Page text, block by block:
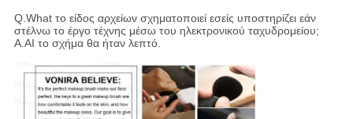
Q.What το είδος αρχείων σχηματοποιεί εσείς υποστηρίζει εάν
στέλνω το έργο τέχνης μέσω του ηλεκτρονικού ταχυδρομείου;
A.AI το σχήμα θα ήταν λεπτό.